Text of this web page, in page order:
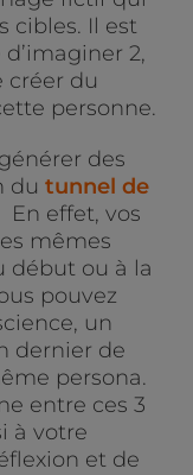
cibles. Il est
2,
créer du
personne.
des
du tunnel de
En effet, vos
mêmes
début ou à la
pouvez
un
dernier de
persona.
entre ces 3
à votre
et de